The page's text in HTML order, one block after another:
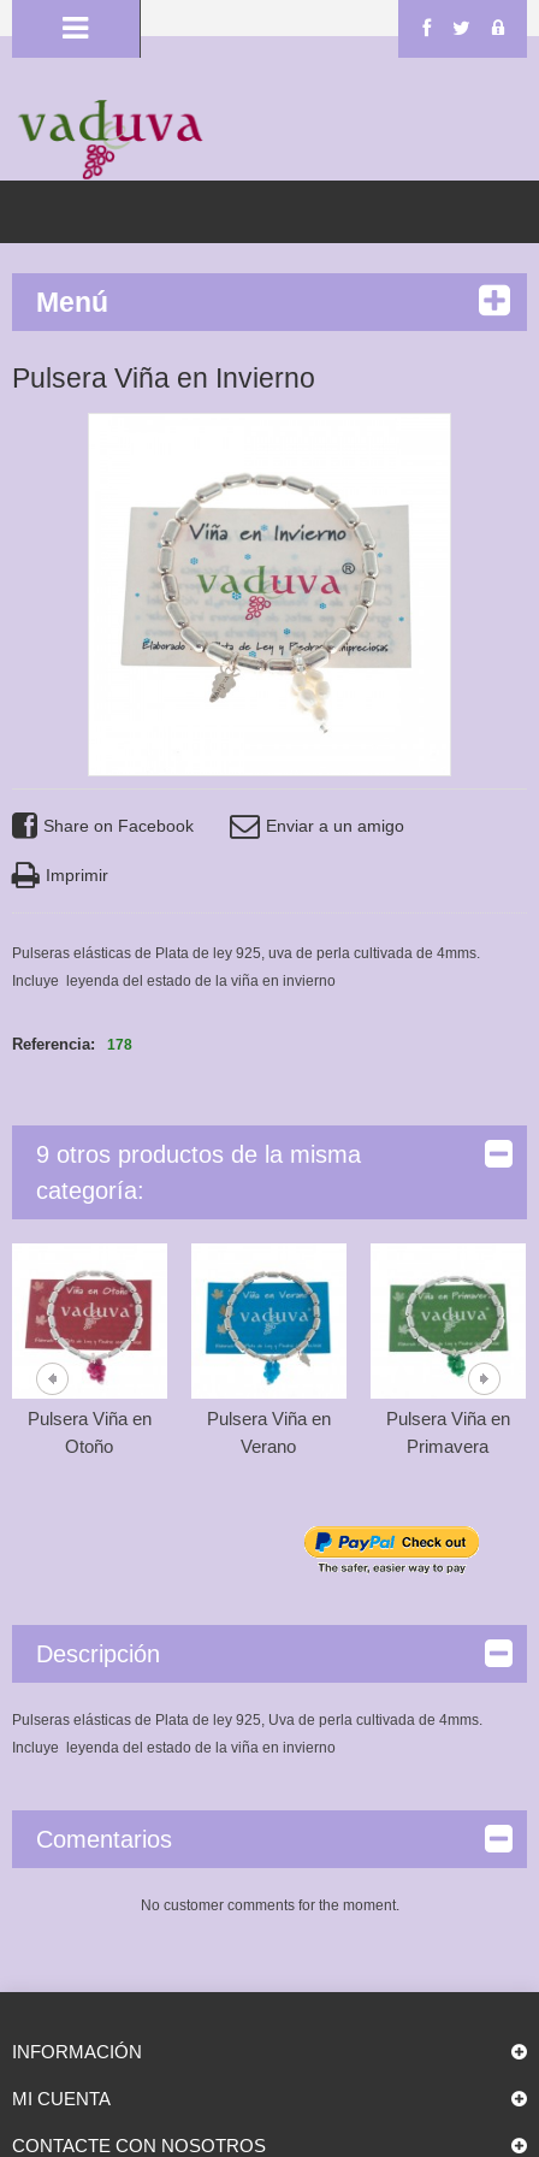
Menú
Pulsera Viña en Invierno
Share on Facebook Enviar a un amigo
Imprimir
Pulseras elásticas de Plata de ley 925, uva de perla cultivada de 4mms.
Incluye leyenda del estado de la viña en invierno
Referencia: 178
9 otros productos de la misma
categoría:
Pulsera Viña en
Otoño
Pulsera Viña en
Verano
Pulsera Viña en
Primavera
Descripción
Pulseras elásticas de Plata de ley 925, Uva de perla cultivada de 4mms.
Incluye leyenda del estado de la viña en invierno
Comentarios
No customer comments for the moment.
INFORMACIÓN
MI CUENTA
CONTACTE CON NOSOTROS